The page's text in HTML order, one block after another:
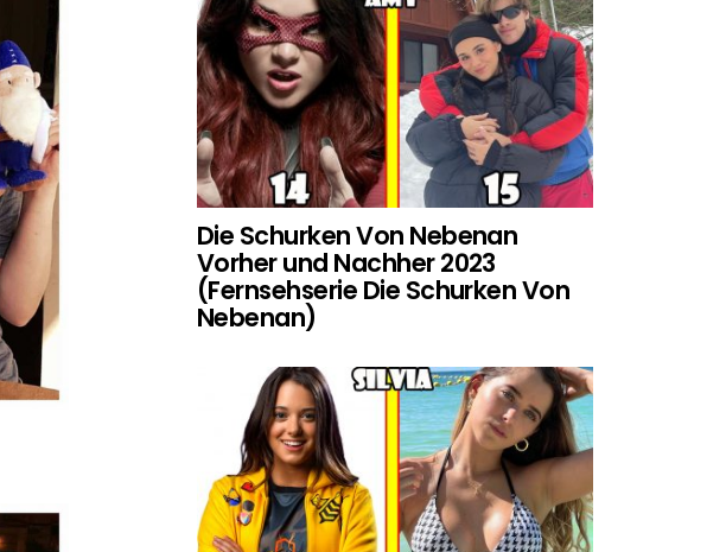
Die Schurken Von Nebenan
Vorher und Nachher 2023
(Fernsehserie Die Schurken Von
Nebenan)